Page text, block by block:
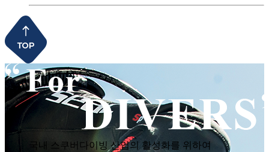
국내 스쿠버다이빙 산업의 활성화를 위하여